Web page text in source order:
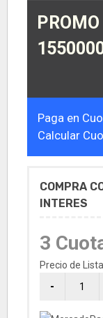
Paga en
Calcular
COMPRA
INTERES
3
Precio de